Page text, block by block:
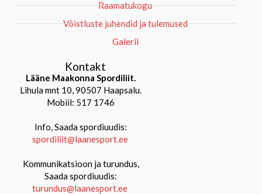
Raamatukogu
Võistluste juhendid ja tulemused
Galerii
Kontakt
Lääne Maakonna Spordiliit.
Lihula mnt 10, 90507 Haapsalu.
Mobiil: 517 1746
Info, Saada spordiuudis:
spordiliit@laanesport.ee
Kommunikatsioon ja turundus,
Saada spordiuudis:
turundus@laanesport.ee